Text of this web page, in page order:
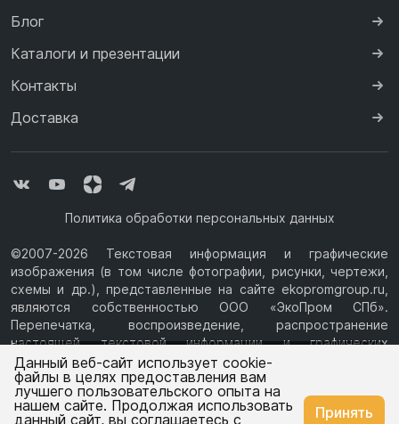
Блог
Каталоги и презентации
Контакты
Доставка
Политика обработки персональных данных
©2007-2026 Текстовая информация и графические
изображения (в том числе фотографии, рисунки, чертежи,
схемы и др.), представленные на сайте ekopromgroup.ru,
являются собственностью ООО «ЭкоПром СПб».
Перепечатка, воспроизведение, распространение
настоящей текстовой информации и графических
изображений с Сайта возможны только с письменного
разрешения ООО «ЭкоПром СПб» (ИНН 7814376069, ОГРН
1077847433730, Юридический адрес: 194044, г. Санкт-
Петербург, ул.Чугунная, д.14, литера М.) Информация на
Ваш город —Ростов-на-Дону
Изменить Да, всё верно
Данный веб-сайт использует cookie-
файлы в целях предоставления вам
лучшего пользовательского опыта на
нашем сайте. Продолжая использовать
данный сайт, вы соглашаетесь с
Принять